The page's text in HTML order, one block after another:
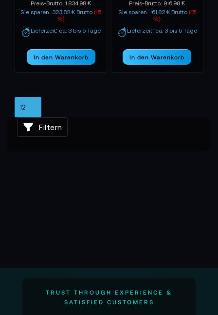
Preis-Brutto:1.834,98 €
Sie sparen: 323,82 € Brutto(15
%)
Lieferzeit: ca. 3 bis 5 Tage
In den Warenkorb
Preis-Brutto: 916,98 €
Sie sparen: 161,82 € Brutto (15
%)
Lieferzeit: ca. 3 bis 5 Tage
In den Warenkorb
Filtern
TRUST THROUGH EXPERIENCE &
SATISFIED CUSTOMERS